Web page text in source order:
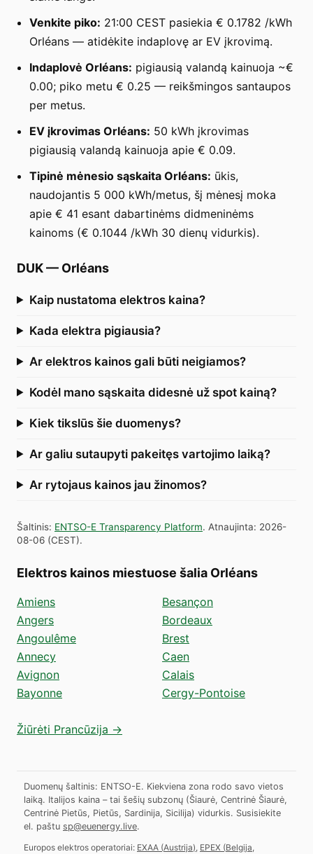
Venkite piko: 21:00 CEST pasiekia € 0.1782 /kWh
Orléans — atidėkite indaplovę ar EV įkrovimą.
Indaplovė Orléans: pigiausią valandą kainuoja ~€
0.00; piko metu € 0.25 — reikšmingos santaupos
per metus.
EV įkrovimas Orléans: 50 kWh įkrovimas
pigiausią valandą kainuoja apie € 0.09.
Tipinė mėnesio sąskaita Orléans: ūkis,
naudojantis 5 000 kWh/metus, šį mėnesį moka
apie € 41 esant dabartinėms didmeninėms
kainoms (€ 0.1044 /kWh 30 dienų vidurkis).
DUK— Orléans
Kaip nustatoma elektros kaina?
Kada elektra pigiausia?
Ar elektros kainos gali būti neigiamos?
Kodėl mano sąskaita didesnė už spot kainą?
Kiek tikslūs šie duomenys?
Ar galiu sutaupyti pakeitęs vartojimo laiką?
Ar rytojaus kainos jau žinomos?
Šaltinis: ENTSO-E Transparency Platform. Atnaujinta: 2026-
08-06 (CEST).
Elektros kainos miestuose šalia Orléans
Amiens
Angers
Angoulême
Annecy
Avignon
Bayonne
Besançon
Bordeaux
Brest
Caen
Calais
Cergy-Pontoise
Žiūrėti Prancūzija →
Duomenų šaltinis: ENTSO-E. Kiekviena zona rodo savo vietos
laiką. Italijos kaina – tai šešių subzonų (Šiaurė, Centrinė Šiaurė,
Centrinė Pietūs, Pietūs, Sardinija, Sicilija) vidurkis. Susisiekite
el. paštu sp@euenergy.live.
Europos elektros operatoriai: EXAA (Austrija) EPEX (Belgija,